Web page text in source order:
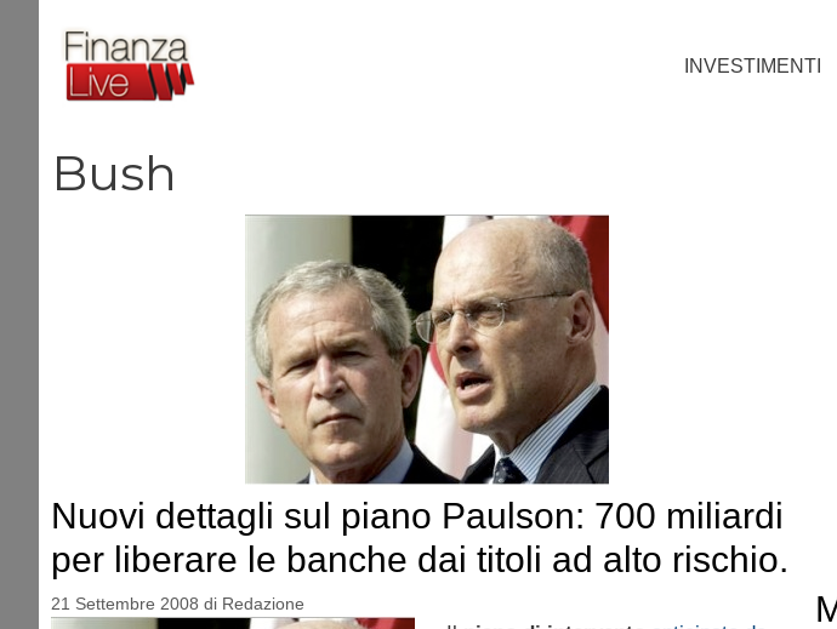
contenuto
INVESTIMENTI
Bush
Nuovi dettagli sul piano Paulson: 700 miliardi
per liberare le banche dai titoli ad alto rischio.
21 Settembre 2008 di Redazione